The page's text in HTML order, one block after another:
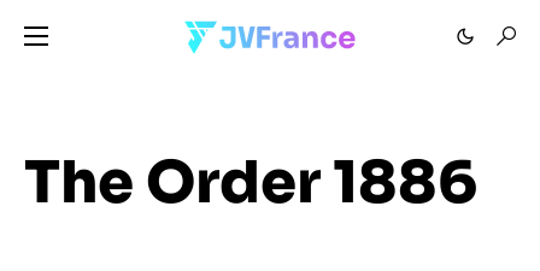
The Order 1886